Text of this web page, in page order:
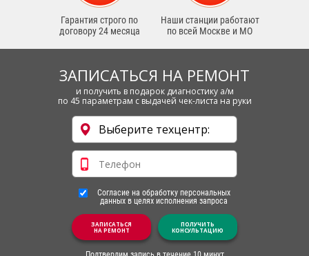
Гарантия строго по
договору 24 месяца
Наши станции работают
по всей Москве и МО
ЗАПИСАТЬСЯ НА РЕМОНТ
и получить в подарок диагностику а/м
по 45 параметрам с выдачей чек-листа на руки
Согласие на обработку персональных
данных в целях исполнения запроса
ЗАПИСАТЬСЯ
НА РЕМОНТ
ПОЛУЧИТЬ
КОНСУЛЬТАЦИЮ